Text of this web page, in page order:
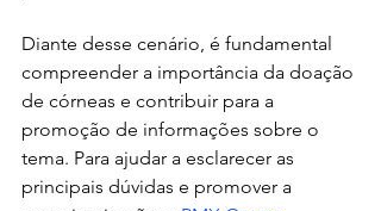
Diante desse cenário, é fundamental
compreender a importância da doação
de córneas e contribuir para a
promoção de informações sobre o
tema. Para ajudar a esclarecer as
principais dúvidas e promover a